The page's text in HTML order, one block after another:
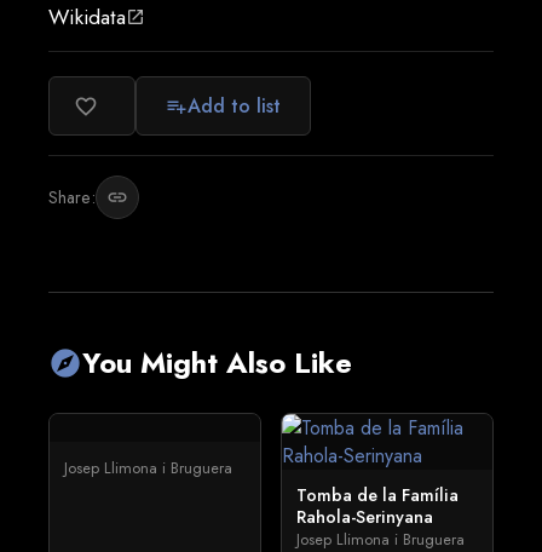
Wikidataopen_in_new
favorite_border playlist_addAdd to list
Share: link
exploreYou Might Also Like
Josep Llimona i Bruguera
Tomba de la Família
Rahola-Serinyana
Josep Llimona i Bruguera